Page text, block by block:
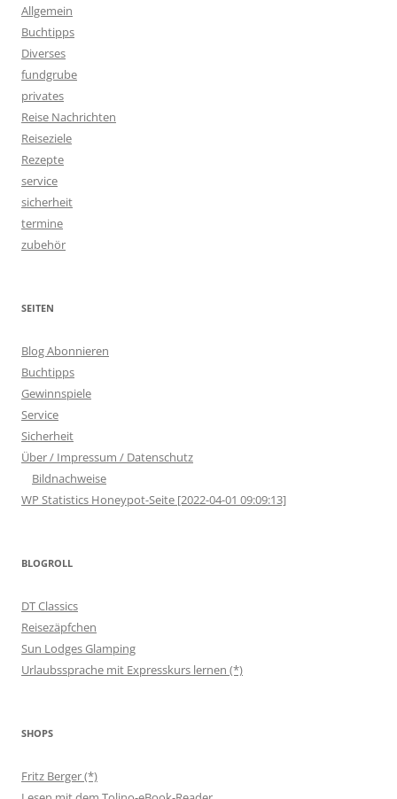
Allgemein
Buchtipps
Diverses
fundgrube
privates
Reise Nachrichten
Reiseziele
Rezepte
service
sicherheit
termine
zubehör
SEITEN
Blog Abonnieren
Buchtipps
Gewinnspiele
Service
Sicherheit
Über / Impressum / Datenschutz
Bildnachweise
WP Statistics Honeypot-Seite [2022-04-01 09:09:13]
BLOGROLL
DT Classics
Reisezäpfchen
Sun Lodges Glamping
Urlaubssprache mit Expresskurs lernen (*)
SHOPS
Fritz Berger (*)